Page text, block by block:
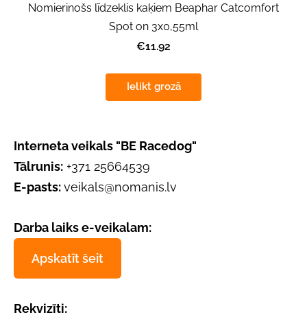
Interneta veikals "BE Racedog"
Tālrunis: +371 25664539
E-pasts:veikals@nomanis.lv
Darba laiks e-veikalam:
Apskatīt šeit
Rekvizīti:
Nomierinošs līdzeklis kaķiem Beaphar Catcomfort
Spot on 3x0,55ml
€11.92
Ielikt grozā